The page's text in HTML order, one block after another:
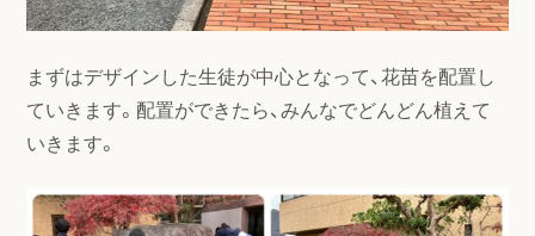
まずはデザインした生徒が中心となって、花苗を配置し
ていきます。配置ができたら、みんなでどんどん植えて
いきます。